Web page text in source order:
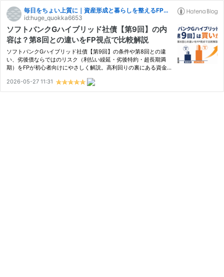
毎日をちょい上質に｜資産形成と暮らしを整えるFPブログ
id:huge_quokka6653
ソフトバンクGハイブリッド社債【第9回】の内
容は？第8回との違いをFP視点で比較解説
ソフトバンクGハイブリッド社債【第9回】の条件や第8回との違
い、劣後債ならではのリスク（利払い繰延・劣後特約・超長期満
期）をFPが初心者向けにやさしく解説。高利回りの裏にある資金調
やリスク許容度別に判断できるチェックポイント付きで整理しま
す。
2026-05-27 11:31